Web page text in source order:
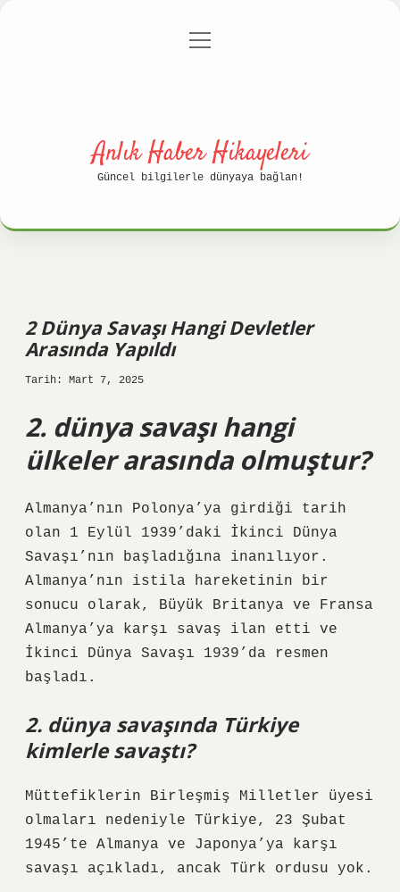
Gizlilik Politikası
menüyü
Anlık Haber Hikayeleri
Güncel bilgilerle dünyaya bağlan!
2 Dünya Savaşı Hangi Devletler
Arasında Yapıldı
Tarih: Mart 7, 2025
2. dünya savaşı hangi
ülkeler arasında olmuştur?
Almanya’nın Polonya’ya girdiği tarih
olan 1 Eylül 1939’daki İkinci Dünya
Savaşı’nın başladığına inanılıyor.
Almanya’nın istila hareketinin bir
sonucu olarak, Büyük Britanya ve Fransa
Almanya’ya karşı savaş ilan etti ve
İkinci Dünya Savaşı 1939’da resmen
başladı.
2. dünya savaşında Türkiye
kimlerle savaştı?
Müttefiklerin Birleşmiş Milletler üyesi
olmaları nedeniyle Türkiye, 23 Şubat
1945’te Almanya ve Japonya’ya karşı
savaşı açıkladı, ancak Türk ordusu yok.